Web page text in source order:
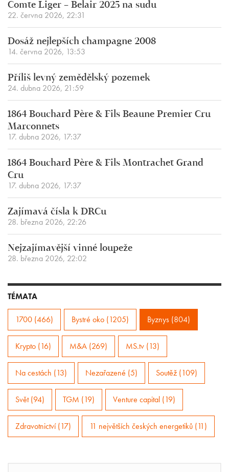
Comte Liger – Belair 2025 na sudu
22. června 2026, 22:31
Dosáž nejlepších champagne 2008
14. června 2026, 13:53
Příliš levný zemědělský pozemek
24. dubna 2026, 21:59
1864 Bouchard Père & Fils Beaune Premier Cru
Marconnets
17. dubna 2026, 17:37
1864 Bouchard Père & Fils Montrachet Grand
Cru
17. dubna 2026, 17:37
Zajímavá čísla k DRCu
28. března 2026, 22:26
Nejzajímavější vinné loupeže
28. března 2026, 22:02
TÉMATA
1700 (466) Bystré oko (1205) Byznys (804)
Krypto (16) M&A (269) MS.tv (13)
Na cestách (13) Nezařazené (5) Soutěž (109)
Svět (94) TGM (19) Venture capital (19)
Zdravotnictví (17) 11 největších českých energetiků (11)